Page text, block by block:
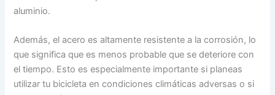
aluminio.
Además, el acero es altamente resistente a la corrosión, lo
que significa que es menos probable que se deteriore con
el tiempo. Esto es especialmente importante si planeas
utilizar tu bicicleta en condiciones climáticas adversas o si